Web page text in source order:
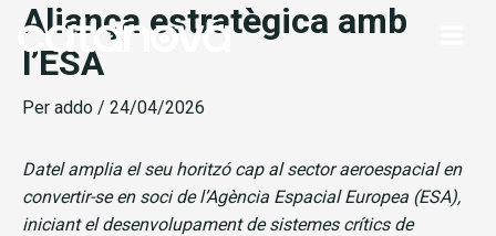
Vés
contingut
Aliança estratègica amb
l’ESA
Per addo / 24/04/2026
Datel amplia el seu horitzó cap al sector aeroespacial en
convertir-se en soci de l’Agència Espacial Europea (ESA),
iniciant el desenvolupament de sistemes crítics de